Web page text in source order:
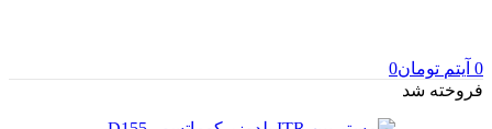
0 آیتم تومان0
فروخته شد